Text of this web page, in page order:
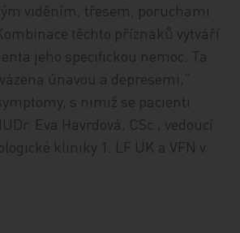
viděním, třesem, poruchami
těchto příznaků vytváří
jeho specifickou nemoc. Ta
únavou a depresemi,“
s nimiž se pacienti
Eva Havrdová, CSc., vedoucí
kliniky 1. LF UK a VFN v